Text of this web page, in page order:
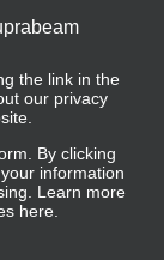
the link in the
our privacy
By clicking
information
Learn more
here.